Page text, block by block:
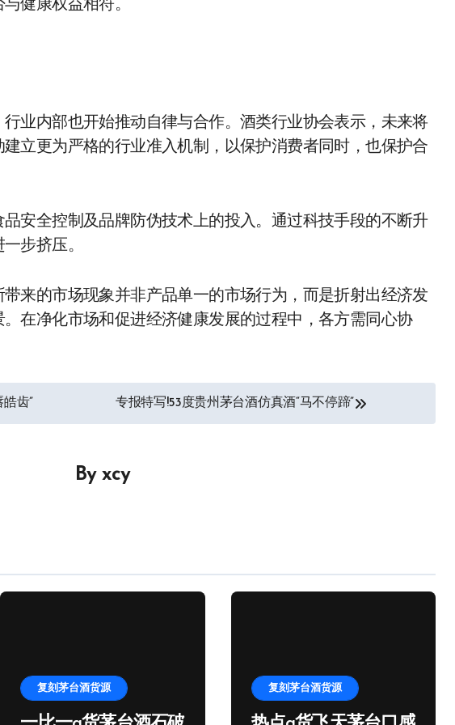
健康权益相符。
业内部也开始推动自律与合作。酒类行业协会表示，未来将
立更为严格的行业准入机制，以保护消费者同时，也保护合
安全控制及品牌防伪技术上的投入。通过科技手段的不断升
步挤压。
来的市场现象并非产品单一的市场行为，而是折射出经济发
在净化市场和促进经济健康发展的过程中，各方需同心协
齿” 专报特写!53度贵州茅台酒仿真酒“马不停蹄”
By xcy
复刻茅台酒货源 复刻茅台酒货源